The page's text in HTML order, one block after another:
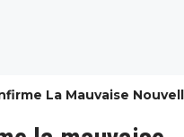
La Mauvaise